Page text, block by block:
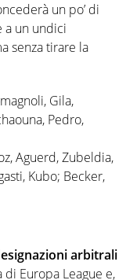
un po’ di
a un undici
senza tirare la
Gila,
Pedro,
Aguerd, Zubeldia,
Kubo; Becker,
arbitrali
Europa League e,